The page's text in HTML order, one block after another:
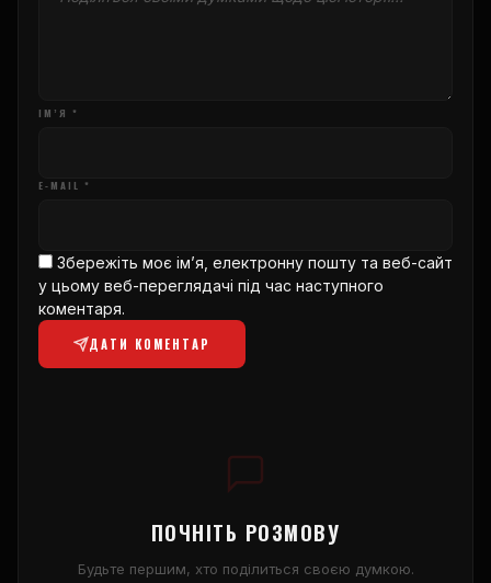
ІМ’Я *
E-MAIL *
Збережіть моє ім’я, електронну пошту та веб-сайт
у цьому веб-переглядачі під час наступного
коментаря.
ДАТИ КОМЕНТАР
ПОЧНІТЬ РОЗМОВУ
Будьте першим, хто поділиться своєю думкою.